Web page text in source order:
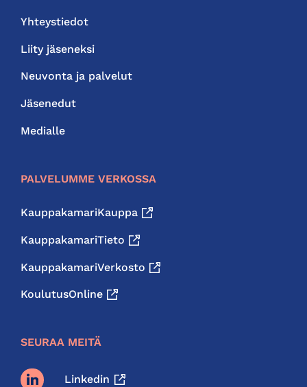
Yhteystiedot
Liity jäseneksi
Neuvonta ja palvelut
Jäsenedut
Medialle
PALVELUMME VERKOSSA
KauppakamariKauppa
KauppakamariTieto
KauppakamariVerkosto
KoulutusOnline
SEURAA MEITÄ
Linkedin